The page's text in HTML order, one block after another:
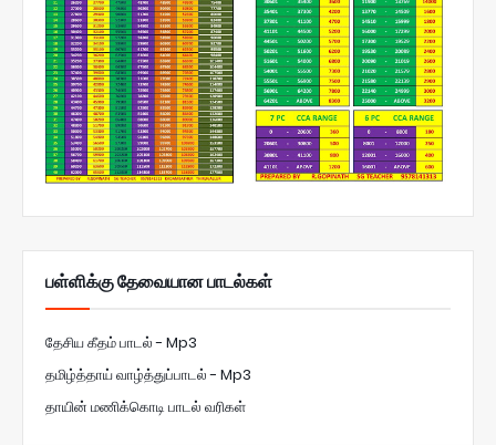
பள்ளிக்கு தேவையான பாடல்கள்
தேசிய கீதம் பாடல் - Mp3
தமிழ்த்தாய் வாழ்த்துப்பாடல் - Mp3
தாயின் மணிக்கொடி பாடல் வரிகள்